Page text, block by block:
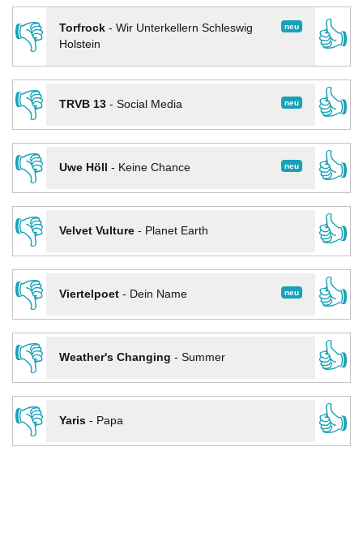
👎
neu
Torfrock- Wir Unterkellern Schleswig
Holstein
👍
👎
neu
TRVB 13- Social Media
👍
👎
neu
Uwe Höll - Keine Chance
👍
👎
Velvet Vulture- Planet Earth
👍
👎
neu
Viertelpoet- Dein Name
👍
👎
Weather's Changing - Summer
👍
👎
Yaris- Papa 👍